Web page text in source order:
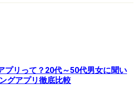
プリって？20代～50代男女に聞い
グアプリ徹底比較